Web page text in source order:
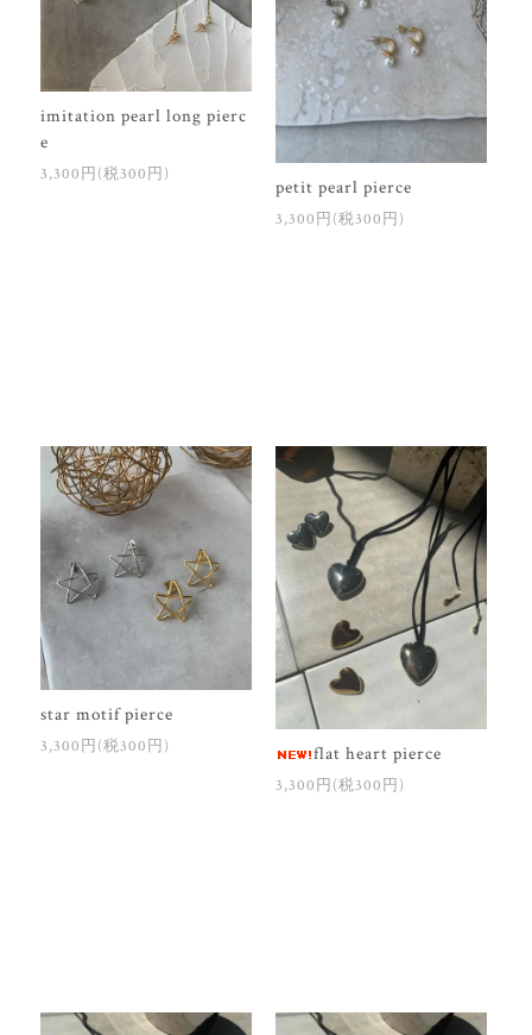
imitation pearl long pierc
e
3,300円(税300円)
petit pearl pierce
3,300円(税300円)
star motif pierce
3,300円(税300円) flat heart pierce
3,300円(税300円)